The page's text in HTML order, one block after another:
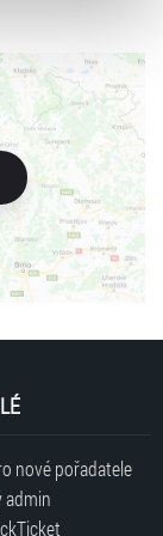
varianty. Svoji
nové pořadatele
admin